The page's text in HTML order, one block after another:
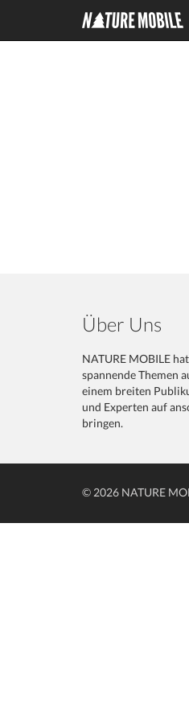
Über Uns
NATURE MOBILE
spannende Themen
einem breiten
und Experten auf
bringen.
© 2026 NATURE